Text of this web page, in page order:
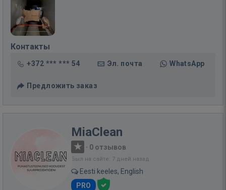
Контакты
+372 *** *** 54 Эл. почта WhatsApp
Предложить заказ
MiaClean
· 0 отзывов
Был на сайте: 7 дней назад
Eesti keeles, English
PRO